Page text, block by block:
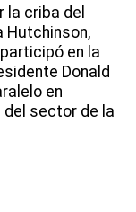
la criba del
Hutchinson,
en la
Donald
en
del sector de la